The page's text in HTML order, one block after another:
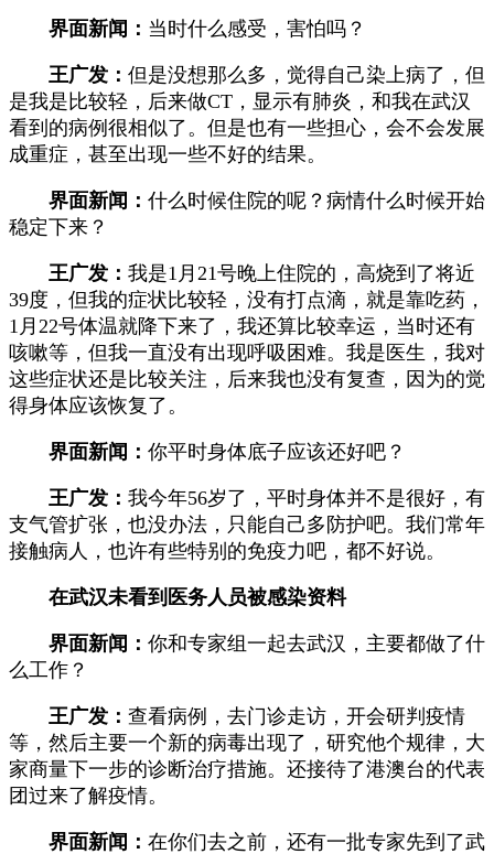
界面新闻： 当时什么感受，害怕吗？
王广发： 但是没想那么多，觉得自己染上病了，但
是我是比较轻，后来做CT，显示有肺炎，和我在武汉
看到的病例很相似了。但是也有一些担心，会不会发展
成重症，甚至出现一些不好的结果。
界面新闻： 什么时候住院的呢？病情什么时候开始
稳定下来？
王广发： 我是1月21号晚上住院的，高烧到了将近
39度，但我的症状比较轻，没有打点滴，就是靠吃药，
1月22号体温就降下来了，我还算比较幸运，当时还有
咳嗽等，但我一直没有出现呼吸困难。我是医生，我对
这些症状还是比较关注，后来我也没有复查，因为的觉
得身体应该恢复了。
界面新闻： 你平时身体底子应该还好吧？
王广发： 我今年56岁了，平时身体并不是很好，有
支气管扩张，也没办法，只能自己多防护吧。我们常年
接触病人，也许有些特别的免疫力吧，都不好说。
在武汉未看到医务人员被感染资料
界面新闻： 你和专家组一起去武汉，主要都做了什
么工作？
王广发： 查看病例，去门诊走访，开会研判疫情
等，然后主要一个新的病毒出现了，研究他个规律，大
家商量下一步的诊断治疗措施。还接待了港澳台的代表
团过来了解疫情。
界面新闻： 在你们去之前，还有一批专家先到了武